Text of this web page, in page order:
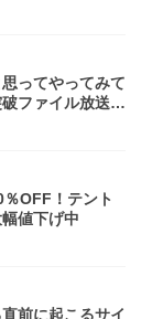
ってやってみて
破ファイル放送で
OFF！テント
値下げ中
前に起こるサイ